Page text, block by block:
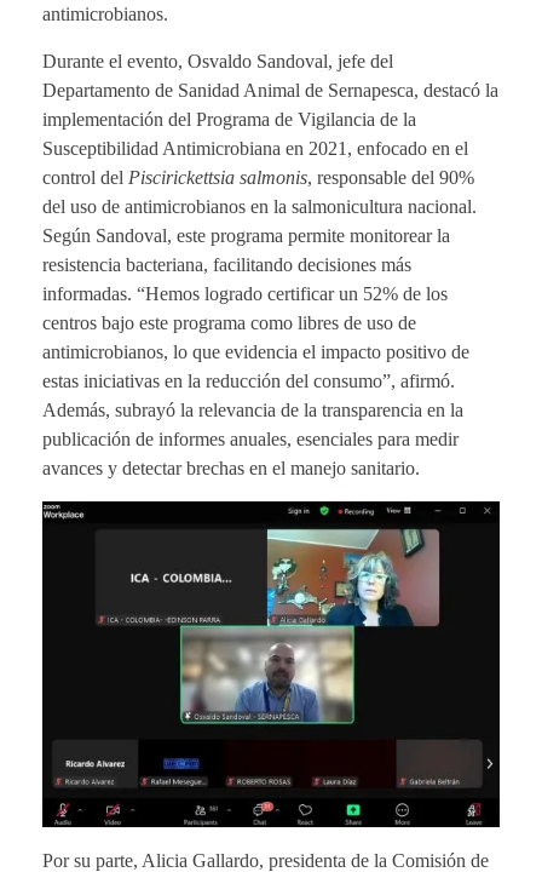
antimicrobianos.
Durante el evento, Osvaldo Sandoval, jefe del
Departamento de Sanidad Animal de Sernapesca, destacó la
implementación del Programa de Vigilancia de la
Susceptibilidad Antimicrobiana en 2021, enfocado en el
control del Piscirickettsia salmonis, responsable del 90%
del uso de antimicrobianos en la salmonicultura nacional.
Según Sandoval, este programa permite monitorear la
resistencia bacteriana, facilitando decisiones más
informadas. “Hemos logrado certificar un 52% de los
centros bajo este programa como libres de uso de
antimicrobianos, lo que evidencia el impacto positivo de
estas iniciativas en la reducción del consumo”, afirmó.
Además, subrayó la relevancia de la transparencia en la
publicación de informes anuales, esenciales para medir
avances y detectar brechas en el manejo sanitario.
Por su parte, Alicia Gallardo, presidenta de la Comisión de